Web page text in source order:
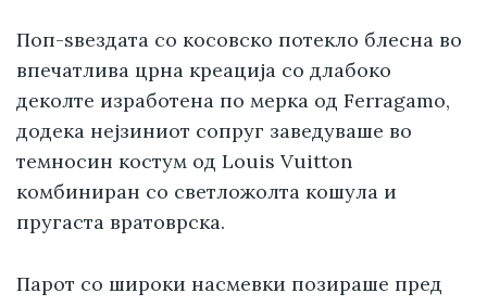
Поп-ѕвездата со косовско потекло блесна во
впечатлива црна креација со длабоко
деколте изработена по мерка од Ferragamo,
додека нејзиниот сопруг заведуваше во
темносин костум од Louis Vuitton
комбиниран со светложолта кошула и
пругаста вратоврска.
Парот со широки насмевки позираше пред